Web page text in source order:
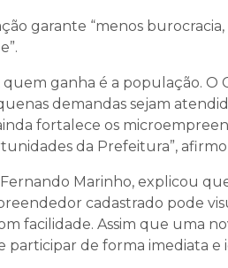
garante “menos
ganha é a população. O
demandas sejam
fortalece os
da Prefeitura”,
Marinho, explicou
cadastrado pode
facilidade. Assim que uma
de forma imediata e